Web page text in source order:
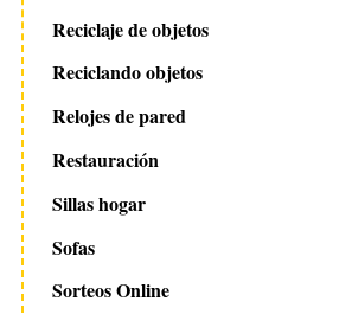
Reciclaje de objetos
Reciclando objetos
Relojes de pared
Restauración
Sillas hogar
Sofas
Sorteos Online